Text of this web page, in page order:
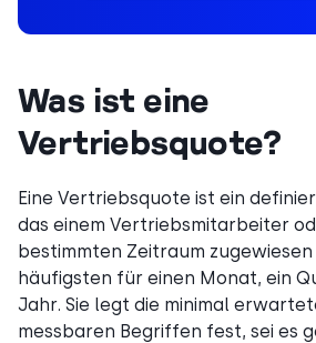
Was ist eine
Vertriebsquote?
Eine Vertriebsquote ist ein
das einem Vertriebsmitarbeiter
bestimmten Zeitraum zugewiesen
häufigsten für einen Monat, ein
Jahr. Sie legt die minimal
messbaren Begriffen fest, sei es